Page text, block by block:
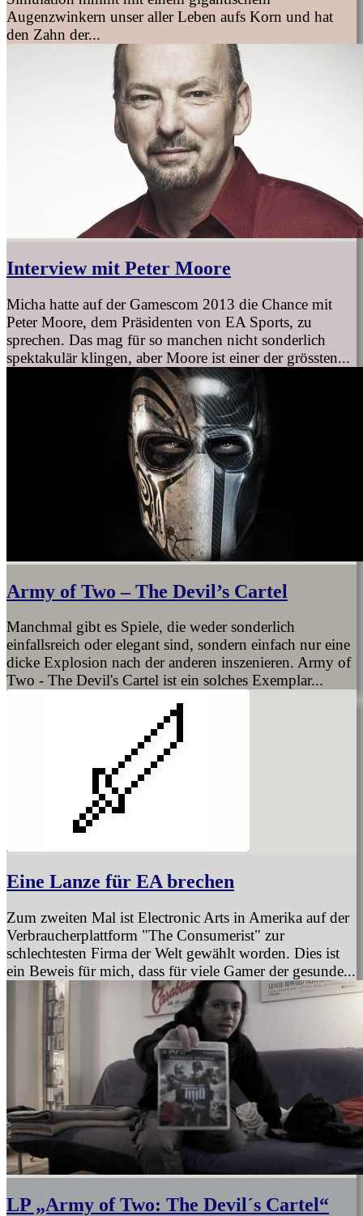
Augenzwinkern unser aller Leben aufs Korn und hat
den Zahn der...
Interview mit Peter Moore
Micha hatte auf der Gamescom 2013 die Chance mit
Peter Moore, dem Präsidenten von EA Sports, zu
sprechen. Das mag für so manchen nicht sonderlich
spektakulär klingen, aber Moore ist einer der grössten...
Army of Two – The Devil’s Cartel
Manchmal gibt es Spiele, die weder sonderlich
einfallsreich oder elegant sind, sondern einfach nur eine
dicke Explosion nach der anderen inszenieren. Army of
Two - The Devil's Cartel ist ein solches Exemplar...
Eine Lanze für EA brechen
Zum zweiten Mal ist Electronic Arts in Amerika auf der
Verbraucherplattform "The Consumerist" zur
schlechtesten Firma der Welt gewählt worden. Dies ist
ein Beweis für mich, dass für viele Gamer der gesunde...
LP „Army of Two: The Devil´s Cartel“